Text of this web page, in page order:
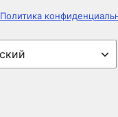
Политика